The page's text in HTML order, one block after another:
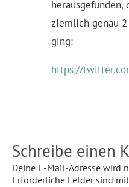
herausgefunden,
ziemlich genau
ging:
https://
Schreibe einen
Deine E-Mail-Adresse wird
Erforderliche Felder sind mit